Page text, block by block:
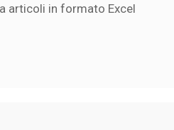
articoli in formato Excel